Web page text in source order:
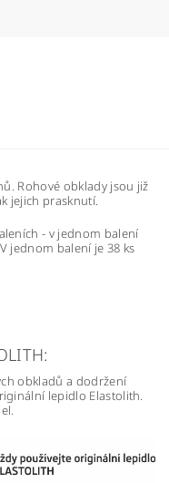
Rohové obklady jsou již
jejich prasknutí.
- v jednom balení
jednom balení je 38 ks
obkladů a dodržení
lepidlo Elastolith.